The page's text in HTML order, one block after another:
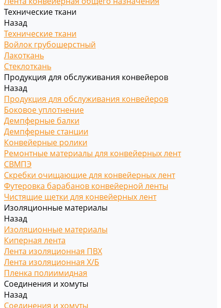
Технические ткани
Назад
Технические ткани
Войлок грубошерстный
Лакоткань
Стеклоткань
Продукция для обслуживания конвейеров
Назад
Продукция для обслуживания конвейеров
Боковое уплотнение
Демпферные балки
Демпферные станции
Конвейерные ролики
Ремонтные материалы для конвейерных лент
СВМПЭ
Скребки очищающие для конвейерных лент
Футеровка барабанов конвейерной ленты
Чистящие щетки для конвейерных лент
Изоляционные материалы
Назад
Изоляционные материалы
Киперная лента
Лента изоляционная ПВХ
Лента изоляционная Х/Б
Пленка полиимидная
Соединения и хомуты
Назад
Соединения и хомуты